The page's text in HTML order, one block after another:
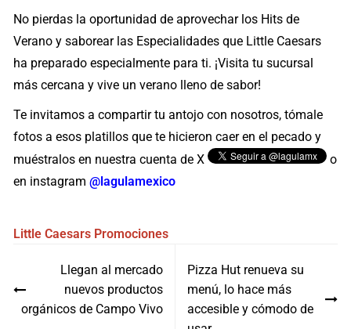
No pierdas la oportunidad de aprovechar los Hits de
Verano y saborear las Especialidades que Little Caesars
ha preparado especialmente para ti. ¡Visita tu sucursal
más cercana y vive un verano lleno de sabor!
Te invitamos a compartir tu antojo con nosotros, tómale
fotos a esos platillos que te hicieron caer en el pecado y
muéstralos en nuestra cuenta de X
o
en instagram@lagulamexico
Little Caesars Promociones
entradas
Llegan al mercado
nuevos productos
orgánicos de Campo Vivo
Pizza Hut renueva su
menú, lo hace más
accesible y cómodo de